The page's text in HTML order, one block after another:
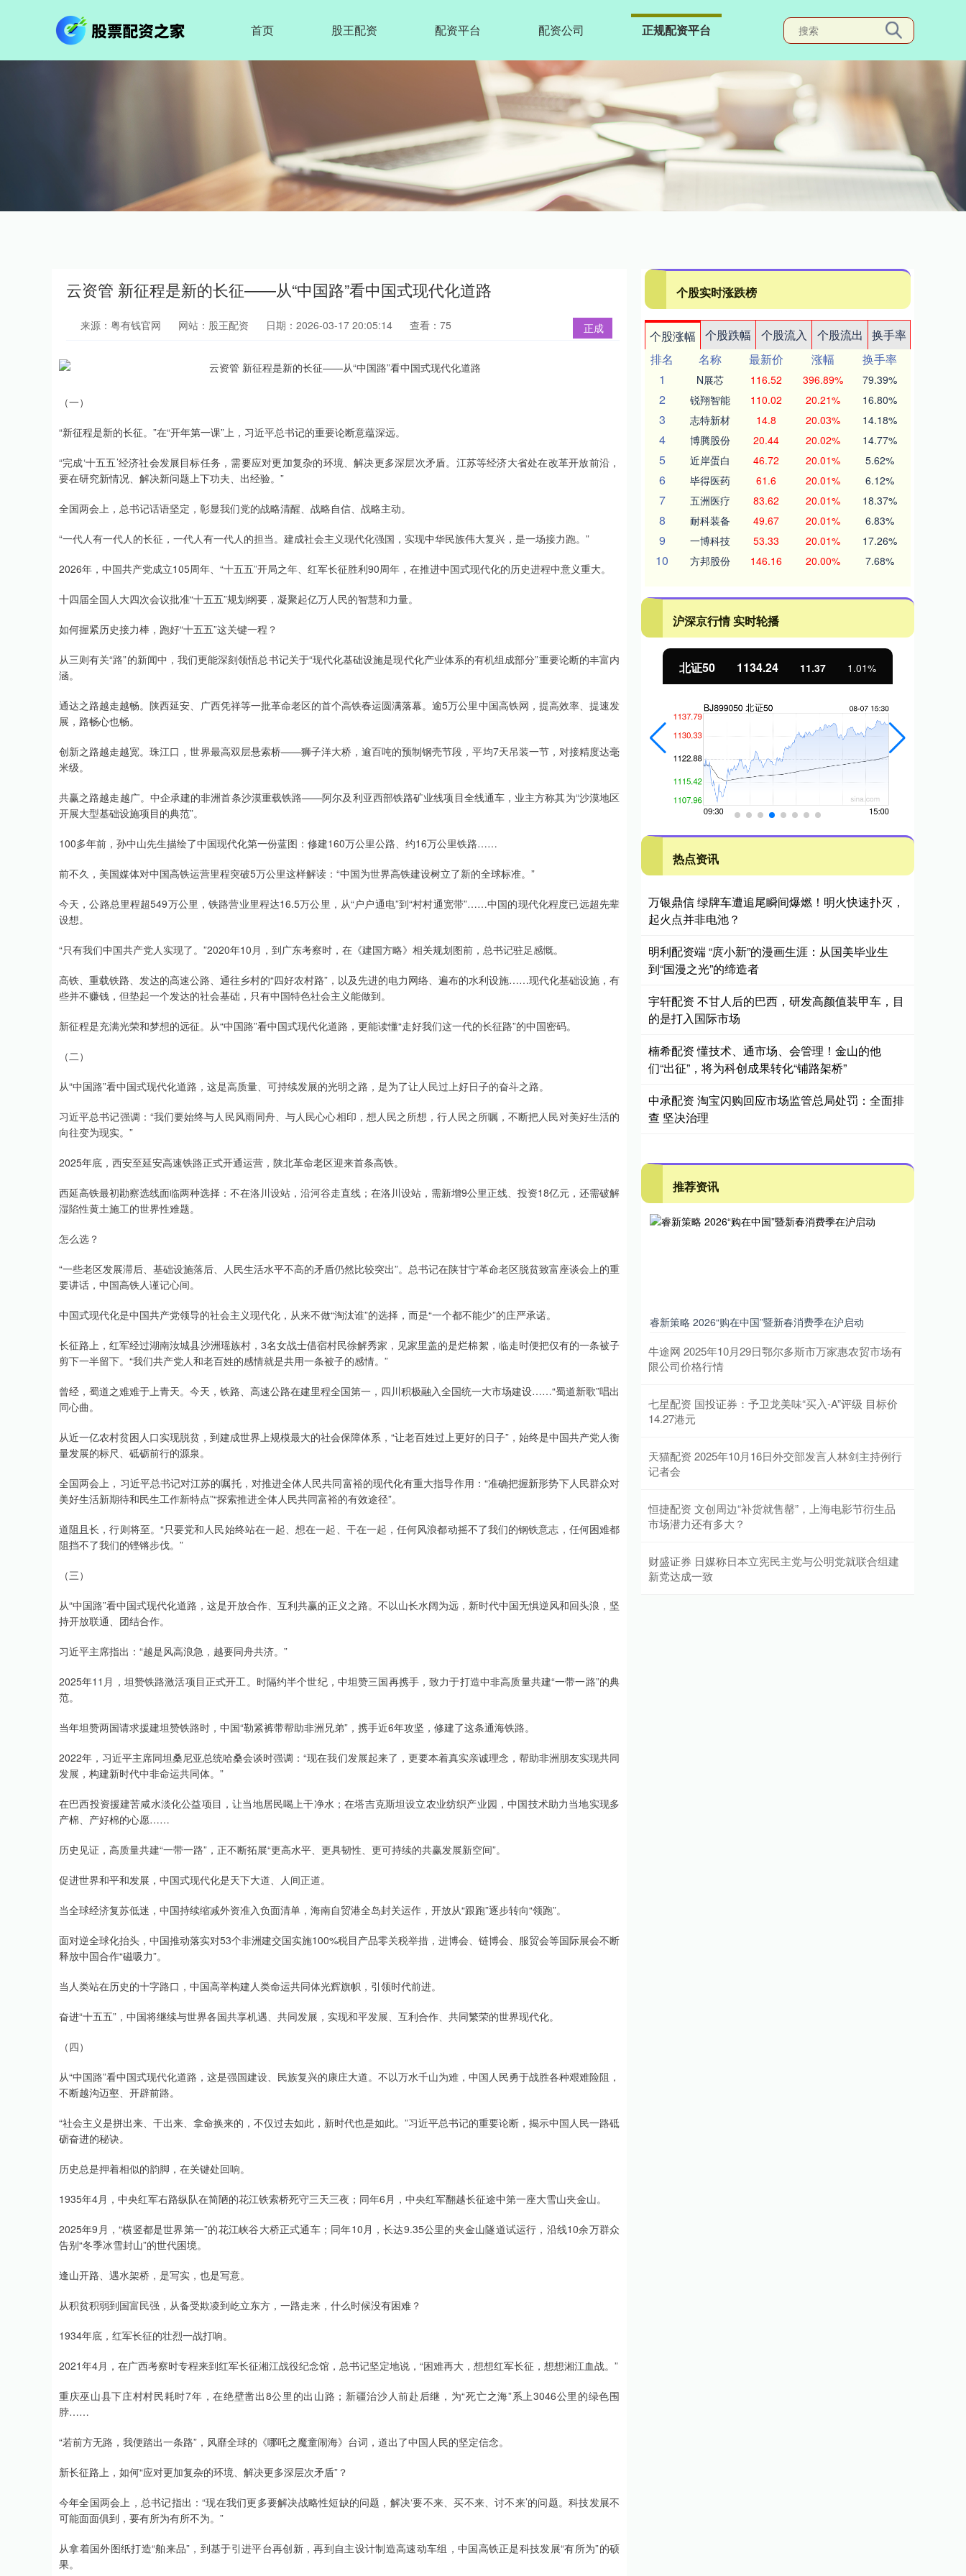
首页 股王配资 配资平台 配资公司 正规配资平台
云资管 新征程是新的长征——从“中国路”看中国式现代化道路
正成
来源：粤有钱官网 网站：股王配资 日期：2026-03-17 20:05:14 查看：75
（一）
“新征程是新的长征。”在“开年第一课”上，习近平总书记的重要论断意蕴深远。
“完成‘十五五’经济社会发展目标任务，需要应对更加复杂的环境、解决更多深层次矛盾。江苏等经济大省处在改革开放前沿，
要在研究新情况、解决新问题上下功夫、出经验。”
全国两会上，总书记话语坚定，彰显我们党的战略清醒、战略自信、战略主动。
“一代人有一代人的长征，一代人有一代人的担当。建成社会主义现代化强国，实现中华民族伟大复兴，是一场接力跑。”
2026年，中国共产党成立105周年、“十五五”开局之年、红军长征胜利90周年，在推进中国式现代化的历史进程中意义重大。
十四届全国人大四次会议批准“十五五”规划纲要，凝聚起亿万人民的智慧和力量。
如何握紧历史接力棒，跑好“十五五”这关键一程？
从三则有关“路”的新闻中，我们更能深刻领悟总书记关于“现代化基础设施是现代化产业体系的有机组成部分”重要论断的丰富内
涵。
通达之路越走越畅。陕西延安、广西凭祥等一批革命老区的首个高铁春运圆满落幕。逾5万公里中国高铁网，提高效率、提速发
展，路畅心也畅。
创新之路越走越宽。珠江口，世界最高双层悬索桥——狮子洋大桥，逾百吨的预制钢壳节段，平均7天吊装一节，对接精度达毫
米级。
共赢之路越走越广。中企承建的非洲首条沙漠重载铁路——阿尔及利亚西部铁路矿业线项目全线通车，业主方称其为“沙漠地区
开展大型基础设施项目的典范”。
100多年前，孙中山先生描绘了中国现代化第一份蓝图：修建160万公里公路、约16万公里铁路……
前不久，美国媒体对中国高铁运营里程突破5万公里这样解读：“中国为世界高铁建设树立了新的全球标准。”
今天，公路总里程超549万公里，铁路营业里程达16.5万公里，从“户户通电”到“村村通宽带”……中国的现代化程度已远超先辈
设想。
“只有我们中国共产党人实现了。”2020年10月，到广东考察时，在《建国方略》相关规划图前，总书记驻足感慨。
高铁、重载铁路、发达的高速公路、通往乡村的“四好农村路”，以及先进的电力网络、遍布的水利设施……现代化基础设施，有
些并不赚钱，但垫起一个发达的社会基础，只有中国特色社会主义能做到。
新征程是充满光荣和梦想的远征。从“中国路”看中国式现代化道路，更能读懂“走好我们这一代的长征路”的中国密码。
（二）
从“中国路”看中国式现代化道路，这是高质量、可持续发展的光明之路，是为了让人民过上好日子的奋斗之路。
习近平总书记强调：“我们要始终与人民风雨同舟、与人民心心相印，想人民之所想，行人民之所嘱，不断把人民对美好生活的
向往变为现实。”
2025年底，西安至延安高速铁路正式开通运营，陕北革命老区迎来首条高铁。
西延高铁最初勘察选线面临两种选择：不在洛川设站，沿河谷走直线；在洛川设站，需新增9公里正线、投资18亿元，还需破解
湿陷性黄土施工的世界性难题。
怎么选？
“一些老区发展滞后、基础设施落后、人民生活水平不高的矛盾仍然比较突出”。总书记在陕甘宁革命老区脱贫致富座谈会上的重
要讲话，中国高铁人谨记心间。
中国式现代化是中国共产党领导的社会主义现代化，从来不做“淘汰谁”的选择，而是“一个都不能少”的庄严承诺。
长征路上，红军经过湖南汝城县沙洲瑶族村，3名女战士借宿村民徐解秀家，见家里盖的是烂棉絮，临走时便把仅有的一条被子
剪下一半留下。“我们共产党人和老百姓的感情就是共用一条被子的感情。”
曾经，蜀道之难难于上青天。今天，铁路、高速公路在建里程全国第一，四川积极融入全国统一大市场建设……“蜀道新歌”唱出
同心曲。
从近一亿农村贫困人口实现脱贫，到建成世界上规模最大的社会保障体系，“让老百姓过上更好的日子”，始终是中国共产党人衡
量发展的标尺、砥砺前行的源泉。
全国两会上，习近平总书记对江苏的嘱托，对推进全体人民共同富裕的现代化有重大指导作用：“准确把握新形势下人民群众对
美好生活新期待和民生工作新特点”“探索推进全体人民共同富裕的有效途径”。
道阻且长，行则将至。“只要党和人民始终站在一起、想在一起、干在一起，任何风浪都动摇不了我们的钢铁意志，任何困难都
阻挡不了我们的铿锵步伐。”
（三）
从“中国路”看中国式现代化道路，这是开放合作、互利共赢的正义之路。不以山长水阔为远，新时代中国无惧逆风和回头浪，坚
持开放联通、团结合作。
习近平主席指出：“越是风高浪急，越要同舟共济。”
2025年11月，坦赞铁路激活项目正式开工。时隔约半个世纪，中坦赞三国再携手，致力于打造中非高质量共建“一带一路”的典
范。
当年坦赞两国请求援建坦赞铁路时，中国“勒紧裤带帮助非洲兄弟”，携手近6年攻坚，修建了这条通海铁路。
2022年，习近平主席同坦桑尼亚总统哈桑会谈时强调：“现在我们发展起来了，更要本着真实亲诚理念，帮助非洲朋友实现共同
发展，构建新时代中非命运共同体。”
在巴西投资援建苦咸水淡化公益项目，让当地居民喝上干净水；在塔吉克斯坦设立农业纺织产业园，中国技术助力当地实现多
产棉、产好棉的心愿……
历史见证，高质量共建“一带一路”，正不断拓展“更高水平、更具韧性、更可持续的共赢发展新空间”。
促进世界和平和发展，中国式现代化是天下大道、人间正道。
当全球经济复苏低迷，中国持续缩减外资准入负面清单，海南自贸港全岛封关运作，开放从“跟跑”逐步转向“领跑”。
面对逆全球化抬头，中国推动落实对53个非洲建交国实施100%税目产品零关税举措，进博会、链博会、服贸会等国际展会不断
释放中国合作“磁吸力”。
当人类站在历史的十字路口，中国高举构建人类命运共同体光辉旗帜，引领时代前进。
奋进“十五五”，中国将继续与世界各国共享机遇、共同发展，实现和平发展、互利合作、共同繁荣的世界现代化。
（四）
从“中国路”看中国式现代化道路，这是强国建设、民族复兴的康庄大道。不以万水千山为难，中国人民勇于战胜各种艰难险阻，
不断越沟迈壑、开辟前路。
“社会主义是拼出来、干出来、拿命换来的，不仅过去如此，新时代也是如此。”习近平总书记的重要论断，揭示中国人民一路砥
砺奋进的秘诀。
历史总是押着相似的韵脚，在关键处回响。
1935年4月，中央红军右路纵队在简陋的花江铁索桥死守三天三夜；同年6月，中央红军翻越长征途中第一座大雪山夹金山。
2025年9月，“横竖都是世界第一”的花江峡谷大桥正式通车；同年10月，长达9.35公里的夹金山隧道试运行，沿线10余万群众
告别“冬季冰雪封山”的世代困境。
逢山开路、遇水架桥，是写实，也是写意。
从积贫积弱到国富民强，从备受欺凌到屹立东方，一路走来，什么时候没有困难？
1934年底，红军长征的壮烈一战打响。
2021年4月，在广西考察时专程来到红军长征湘江战役纪念馆，总书记坚定地说，“困难再大，想想红军长征，想想湘江血战。”
重庆巫山县下庄村村民耗时7年，在绝壁凿出8公里的出山路；新疆治沙人前赴后继，为“死亡之海”系上3046公里的绿色围
脖……
“若前方无路，我便踏出一条路”，风靡全球的《哪吒之魔童闹海》台词，道出了中国人民的坚定信念。
新长征路上，如何“应对更加复杂的环境、解决更多深层次矛盾”？
今年全国两会上，总书记指出：“现在我们更多要解决战略性短缺的问题，解决‘要不来、买不来、讨不来’的问题。科技发展不
可能面面俱到，要有所为有所不为。”
从拿着国外图纸打造“舶来品”，到基于引进平台再创新，再到自主设计制造高速动车组，中国高铁正是科技发展“有所为”的硕
果。
个股实时涨跌榜
个股涨幅 个股跌幅 个股流入 个股流出
换手率
排名
名称 最新价 涨幅
换手率
1
N展芯 116.52 396.89% 79.39%
2 锐翔智能 110.02 20.21% 16.80%
3 志特新材 14.8 20.03% 14.18%
4 博腾股份 20.44 20.02% 14.77%
5 近岸蛋白 46.72 20.01% 5.62%
6 毕得医药 61.6 20.01% 6.12%
7 五洲医疗 83.62 20.01% 18.37%
8 耐科装备 49.67 20.01% 6.83%
9 一博科技 53.33 20.01% 17.26%
10 方邦股份 146.16 20.00% 7.68%
沪深京行情 实时轮播
1.02% 深证成指 14311.01 200.89 1.42% 沪深300 4694.44 43.13 0.93% 北证50 1134.24 11.37 1.01%
热点资讯
万银鼎信 绿牌车遭追尾瞬间爆燃！明火快速扑灭，
起火点并非电池？
明利配资端 “庹小新”的漫画生涯：从国美毕业生
到“国漫之光”的缔造者
宇轩配资 不甘人后的巴西，研发高颜值装甲车，目
的是打入国际市场
楠希配资 懂技术、通市场、会管理！金山的他
们“出征”，将为科创成果转化“铺路架桥”
中承配资 淘宝闪购回应市场监管总局处罚：全面排
查 坚决治理
推荐资讯
睿新策略 2026“购在中国”暨新春消费季在沪启动
牛途网 2025年10月29日鄂尔多斯市万家惠农贸市场有
限公司价格行情
七星配资 国投证券：予卫龙美味“买入-A”评级 目标价
14.27港元
天猫配资 2025年10月16日外交部发言人林剑主持例行
记者会
恒捷配资 文创周边“补货就售罄”，上海电影节衍生品
市场潜力还有多大？
财盛证券 日媒称日本立宪民主党与公明党就联合组建
新党达成一致